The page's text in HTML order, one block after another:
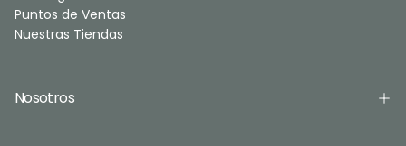
Puntos de Ventas
Nuestras Tiendas
Nosotros